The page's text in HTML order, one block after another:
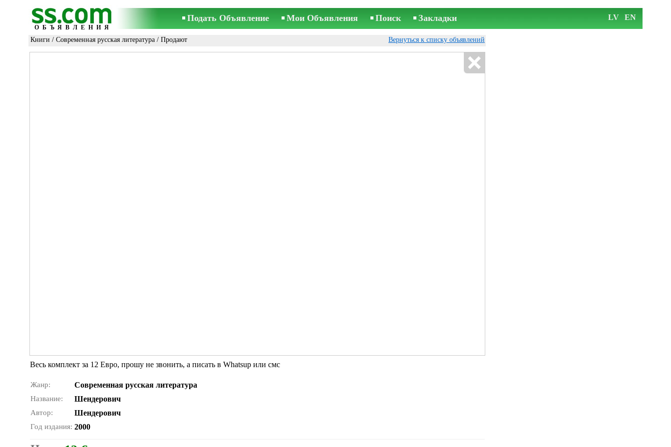
ОБЪЯВЛЕНИЯ
Подать Объявление Мои Объявления Поиск Закладки LV EN
Книги / Современная русская литература / Продают Вернуться к списку объявлений
Весь комплект за 12 Евро, прошу не звонить, а писать в Whatsup или смс
Жанр: Современная русская литература
Название: Шендерович
Автор: Шендерович
Год издания: 2000